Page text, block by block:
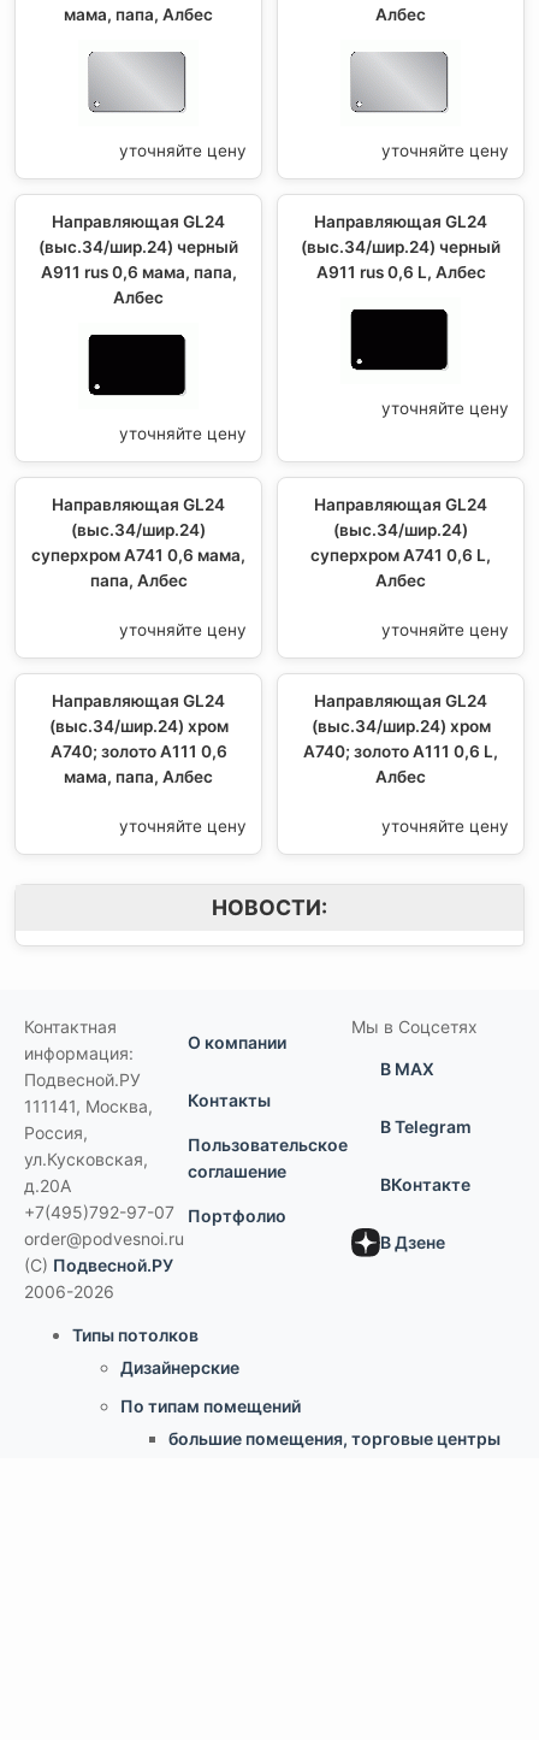
мама, папа, Албес
уточняйте цену
Албес
уточняйте цену
Направляющая GL24
(выс.34/шир.24) черный
А911 rus 0,6 мама, папа,
Албес
уточняйте цену
Направляющая GL24
(выс.34/шир.24) черный
А911 rus 0,6 L, Албес
уточняйте цену
Направляющая GL24
(выс.34/шир.24)
суперхром А741 0,6 мама,
папа, Албес
уточняйте цену
Направляющая GL24
(выс.34/шир.24)
суперхром А741 0,6 L,
Албес
уточняйте цену
Направляющая GL24
(выс.34/шир.24) хром
А740; золото А111 0,6
мама, папа, Албес
уточняйте цену
Направляющая GL24
(выс.34/шир.24) хром
А740; золото А111 0,6 L,
Албес
уточняйте цену
НОВОСТИ:
Контактная
информация:
Подвесной.РУ
111141, Москва,
Россия,
ул.Кусковская,
д.20А
+7(495)792-97-07
order@podvesnoi.ru
(C) Подвесной.РУ
2006-2026
О компании
Контакты
Пользовательское
соглашение
Портфолио
Мы в Соцсетях
В MAX
В Telegram
ВКонтакте
В Дзене
Типы потолков
Дизайнерские
По типам помещений
большие помещения, торговые центры